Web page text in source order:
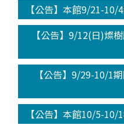
【公告】本館9/21-
【公告】9/12(日)燦
【公告】9/29-10/1
【公告】本館10/5-